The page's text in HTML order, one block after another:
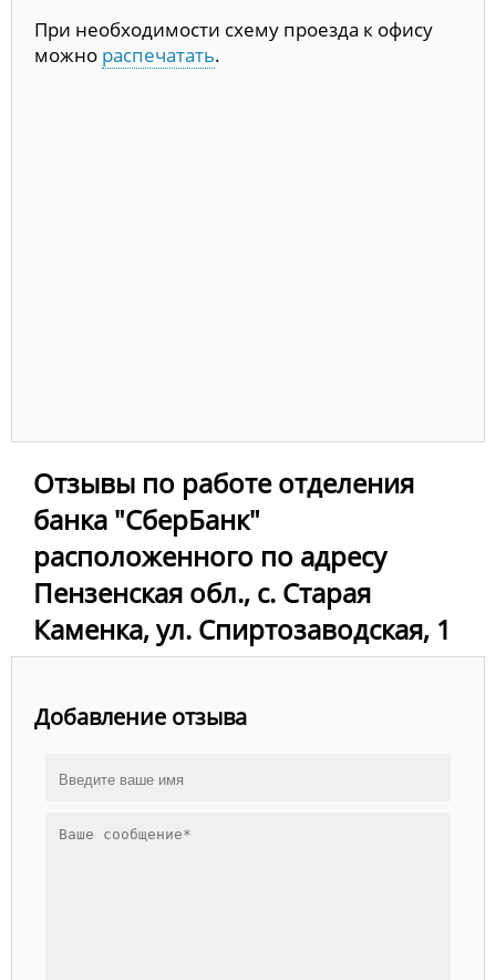
При необходимости схему проезда к офису
можно распечатать.
Отзывы по работе отделения
банка "СберБанк"
расположенного по адресу
Пензенская обл., с. Старая
Каменка, ул. Спиртозаводская, 1
Добавление отзыва